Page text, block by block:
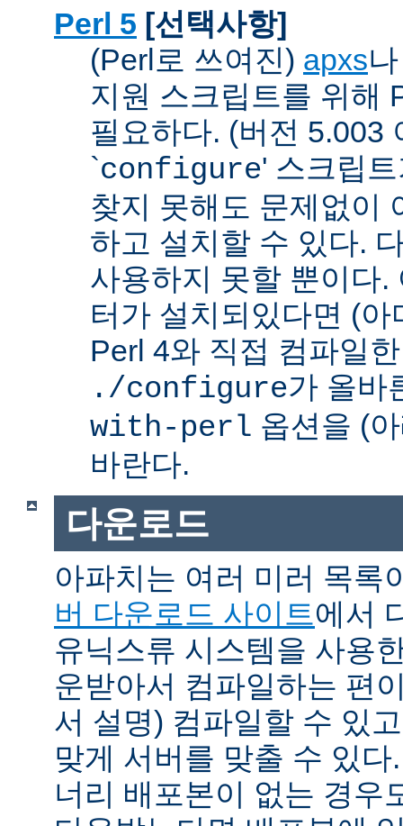
Perl 5 [선택사항]
(Perl로 쓰여진) apxs
지원 스크립트를 위해
필요하다. (버전 5.003
`configure' 스크립
찾지 못해도 문제없이
하고 설치할 수 있다.
사용하지 못할 뿐이다.
터가 설치되있다면 (
Perl 4와 직접 컴파일
./configure가 올바
with-perl 옵션을 (
바란다.
다운로드
아파치는 여러 미러 목록
버 다운로드 사이트에서
유닉스류 시스템을 사용
운받아서 컴파일하는 편
서 설명) 컴파일할 수 있
맞게 서버를 맞출 수 있
너리 배포본이 없는 경우